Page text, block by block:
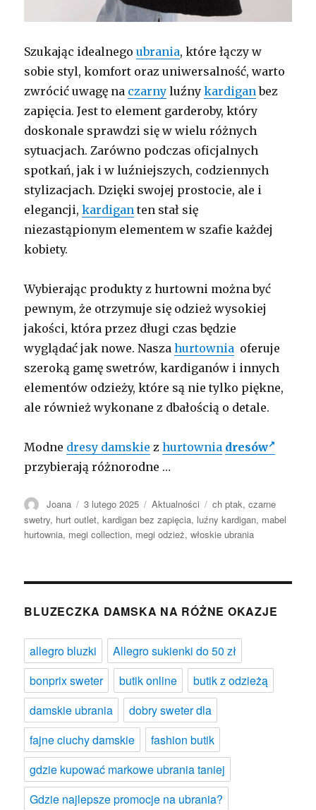
Szukając idealnegoubrania, które łączy w
sobie styl, komfort oraz uniwersalność, warto
zwrócić uwagę na czarny luźnykardigan bez
zapięcia. Jest to element garderoby, który
doskonale sprawdzi się w wielu różnych
sytuacjach. Zarówno podczas oficjalnych
spotkań, jak i w luźniejszych, codziennych
stylizacjach. Dzięki swojej prostocie, ale i
elegancji,kardigan ten stał się
niezastąpionym elementem w szafie każdej
kobiety.
Wybierając produkty z hurtowni można być
pewnym, że otrzymuje się odzież wysokiej
jakości, która przez długi czas będzie
wyglądać jak nowe. Naszahurtownia oferuje
szeroką gamę swetrów, kardiganów i innych
elementów odzieży, które są nie tylko piękne,
ale również wykonane z dbałością o detale.
Modne dresy damskie zhurtownia dresów
przybierają różnorodne …
Autor
Joana Opublikowano
3 lutego 2025 Kategorie
Aktualności Tagi
ch ptak,czarne
swetry, hurt outlet,kardigan bez zapięcia, luźny kardigan, mabel
hurtownia, megi collection, megi odzież,włoskie ubrania
BLUZECZKA DAMSKA NA RÓŻNE OKAZJE
allegro bluzki
Allegro sukienki do 50 zł
bonprix sweter
butik online
butik z odzieżą
damskie ubrania
dobry sweter dla
fajne ciuchy damskie
fashion butik
gdzie kupować markowe ubrania taniej
Gdzie najlepsze promocje na ubrania?